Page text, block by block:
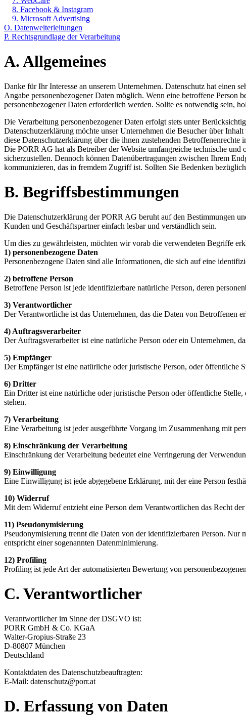
8. Facebook & Instagram
9. Microsoft Advertising
O. Datenweiterleitungen
P. Rechtsgrundlage der Verarbeitung
A. Allgemeines
Danke für Ihr Interesse an unserem Unternehmen. Datenschutz hat einen
Angabe personenbezogener Daten möglich. Wenn eine betroffene Person
personenbezogener Daten erforderlich werden. Sollte es notwendig sein,
Die Verarbeitung personenbezogener Daten erfolgt stets unter
Datenschutzerklärung möchte unser Unternehmen die Besucher über
diese Datenschutzerklärung über die ihnen zustehenden Betroffenenrechte
Die PORR AG hat als Betreiber der Website umfangreiche technische und
sicherzustellen. Dennoch können Datenübertragungen zwischen Ihrem
kommunizieren, das in fremdem Zugriff ist. Sollten Sie Bedenken
B. Begriffsbestimmungen
Die Datenschutzerklärung der PORR AG beruht auf den Bestimmungen
Kunden und Geschäftspartner einfach lesbar und verständlich sein.
Um dies zu gewährleisten, möchten wir vorab die verwendeten Begriffe
1) personenbezogene Daten
Personenbezogene Daten sind alle Informationen, die sich auf eine
2) betroffene Person
Betroffene Person ist jede identifizierbare natürliche Person, deren
3) Verantwortlicher
Der Verantwortliche ist das Unternehmen, das die Daten von Betroffenen
4) Auftragsverarbeiter
Der Auftragsverarbeiter ist eine natürliche Person oder ein Unternehmen,
5) Empfänger
Der Empfänger ist eine natürliche oder juristische Person, oder öffentliche
6) Dritter
Ein Dritter ist eine natürliche oder juristische Person oder öffentliche
stehen.
7) Verarbeitung
Eine Verarbeitung ist jeder ausgeführte Vorgang im Zusammenhang mit
8) Einschränkung der Verarbeitung
Einschränkung der Verarbeitung bedeutet eine Verringerung der
9) Einwilligung
Eine Einwilligung ist jede abgegebene Erklärung, mit der eine Person
10) Widerruf
Mit dem Widerruf entzieht eine Person dem Verantwortlichen das Recht
11) Pseudonymisierung
Pseudonymisierung trennt die Daten von der identifizierbaren Person.
entspricht einer sogenannten Datenminimierung.
12) Profiling
Profiling ist jede Art der automatisierten Bewertung von
C. Verantwortlicher
Verantwortlicher im Sinne der DSGVO ist:
PORR GmbH & Co. KGaA
Walter-Gropius-Straße 23
D-80807 München
Deutschland
Kontaktdaten des Datenschutzbeauftragten:
E-Mail: datenschutz@porr.at
D. Erfassung von Daten